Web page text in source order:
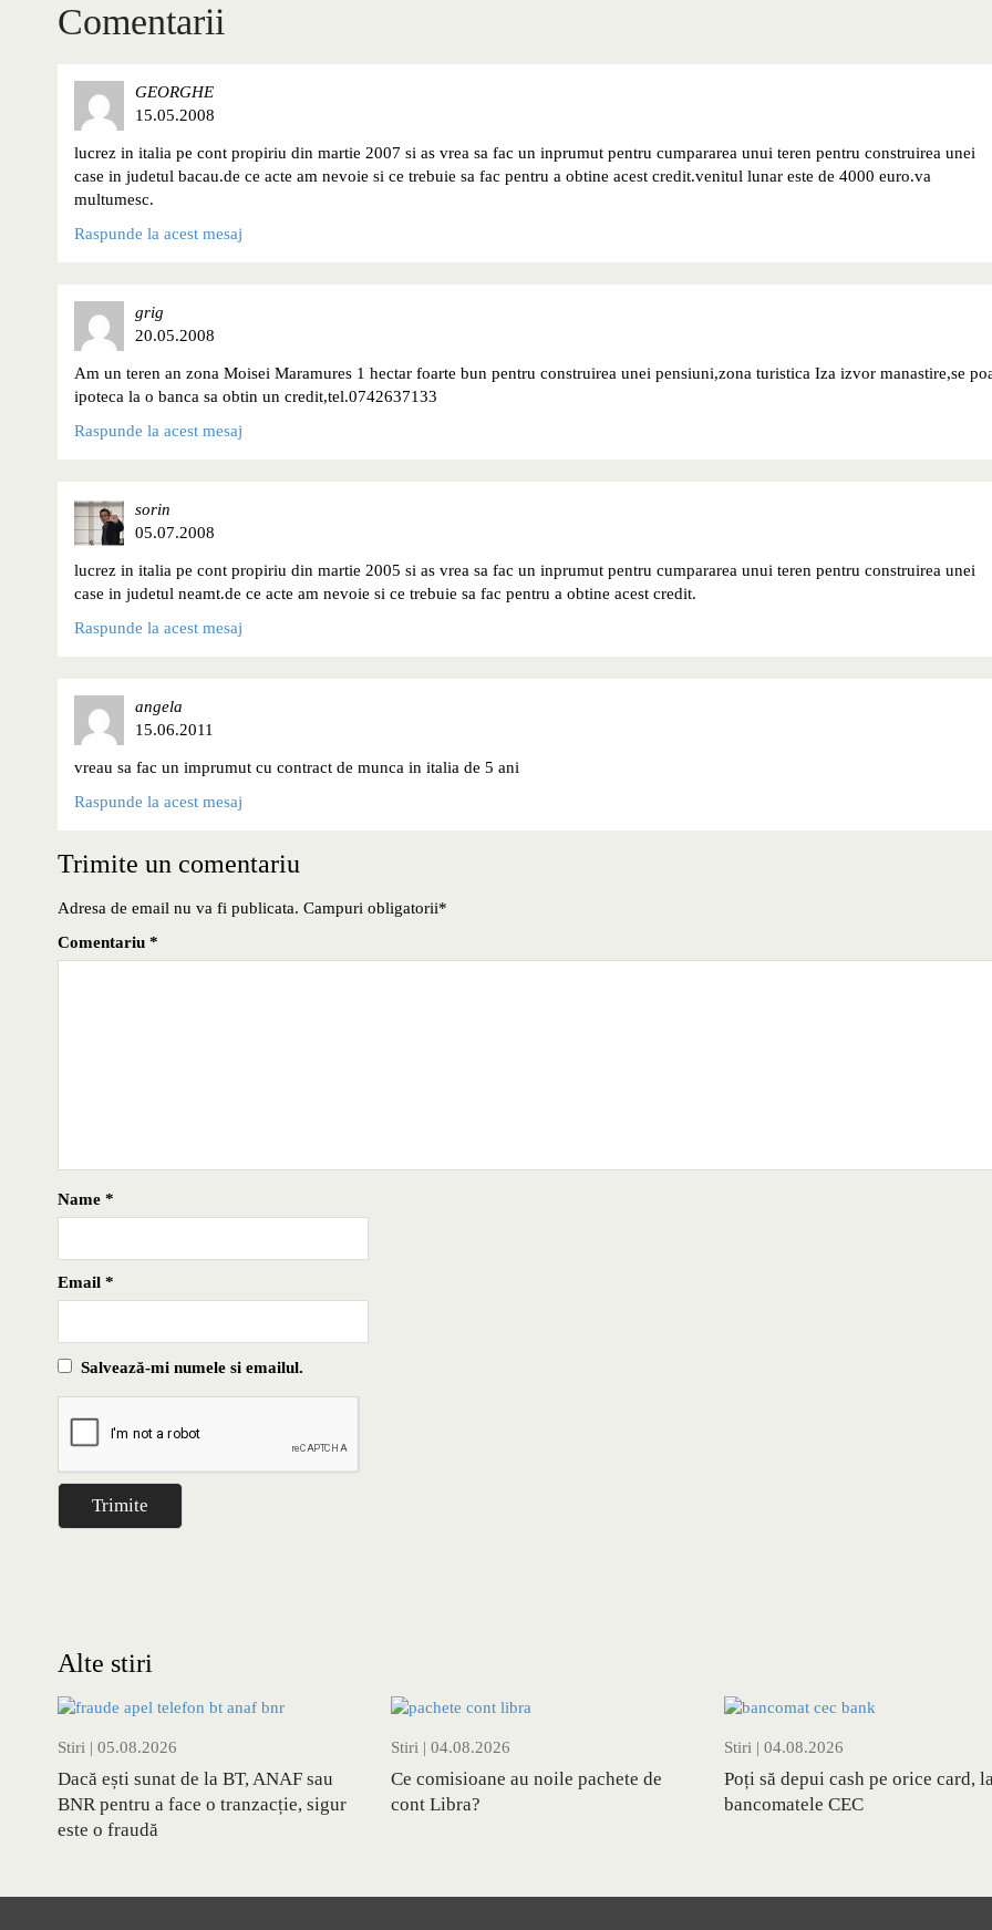
Comentarii
GEORGHE
15.05.2008
lucrez in italia pe cont propiriu din martie 2007 si as vrea sa fac un inprumut pentru cumpararea unui teren pentru construirea unei
case in judetul bacau.de ce acte am nevoie si ce trebuie sa fac pentru a obtine acest credit.venitul lunar este de 4000 euro.va
multumesc.
Raspunde la acest mesaj
grig
20.05.2008
Am un teren an zona Moisei Maramures 1 hectar foarte bun pentru construirea unei pensiuni,zona turistica Iza izvor manastire,se
ipoteca la o banca sa obtin un credit,tel.0742637133
Raspunde la acest mesaj
sorin
05.07.2008
lucrez in italia pe cont propiriu din martie 2005 si as vrea sa fac un inprumut pentru cumpararea unui teren pentru construirea unei
case in judetul neamt.de ce acte am nevoie si ce trebuie sa fac pentru a obtine acest credit.
Raspunde la acest mesaj
angela
15.06.2011
vreau sa fac un imprumut cu contract de munca in italia de 5 ani
Raspunde la acest mesaj
Trimite un comentariu
Adresa de email nu va fi publicata. Campuri obligatorii*
Comentariu *
Name *
Email *
Salvează-mi numele si emailul.
Alte stiri
Stiri | 05.08.2026
Dacă ești sunat de la BT, ANAF sau
BNR pentru a face o tranzacție, sigur
este o fraudă
Stiri | 04.08.2026
Ce comisioane au noile pachete de
cont Libra?
Stiri | 04.08.2026
Poți să depui cash pe orice card,
bancomatele CEC